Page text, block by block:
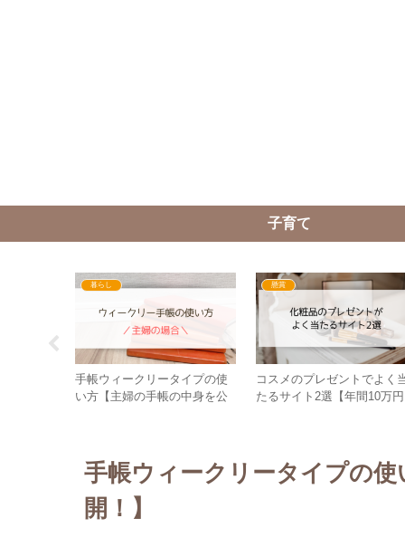
子育て
暮らし
手帳ウィークリータイプの使
い方【主婦の手帳の中身を公
懸賞
コスメのプレゼントでよく
たるサイト2選【年間10万円
手帳ウィークリータイプの
開！】